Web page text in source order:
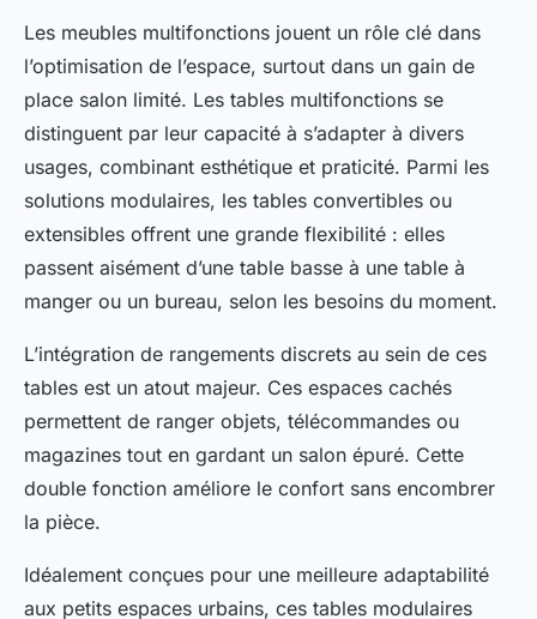
Les meubles multifonctions jouent un rôle clé dans
l’optimisation de l’espace, surtout dans un gain de
place salon limité. Les tables multifonctions se
distinguent par leur capacité à s’adapter à divers
usages, combinant esthétique et praticité. Parmi les
solutions modulaires, les tables convertibles ou
extensibles offrent une grande flexibilité : elles
passent aisément d’une table basse à une table à
manger ou un bureau, selon les besoins du moment.
L’intégration de rangements discrets au sein de ces
tables est un atout majeur. Ces espaces cachés
permettent de ranger objets, télécommandes ou
magazines tout en gardant un salon épuré. Cette
double fonction améliore le confort sans encombrer
la pièce.
Idéalement conçues pour une meilleure adaptabilité
aux petits espaces urbains, ces tables modulaires